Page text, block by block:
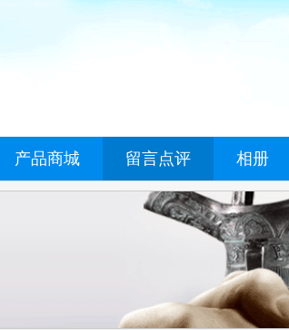
产品商城 留言点评 相册